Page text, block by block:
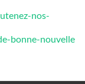
nos-
bonne-nouvelle